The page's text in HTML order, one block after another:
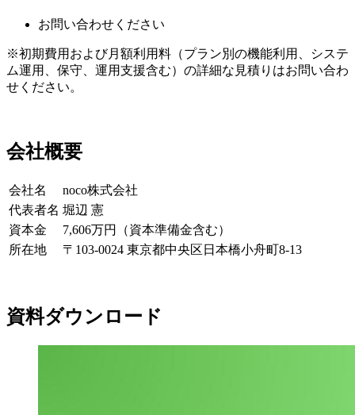
お問い合わせください
※初期費用および月額利用料（プラン別の機能利用、システ
ム運用、保守、運用支援含む）の詳細な見積りはお問い合わ
せください。
会社概要
会社名
noco株式会社
代表者名 堀辺 憲
資本金
7,606万円（資本準備金含む）
所在地
〒103-0024 東京都中央区日本橋小舟町8-13
資料ダウンロード